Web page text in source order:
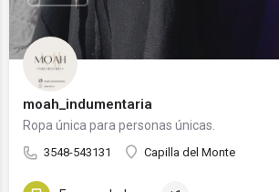
moah_indumentaria
Ropa única para personas únicas.
3548-543131 Capilla del Monte